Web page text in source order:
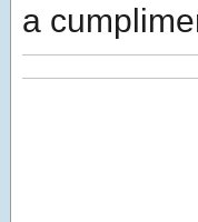
a